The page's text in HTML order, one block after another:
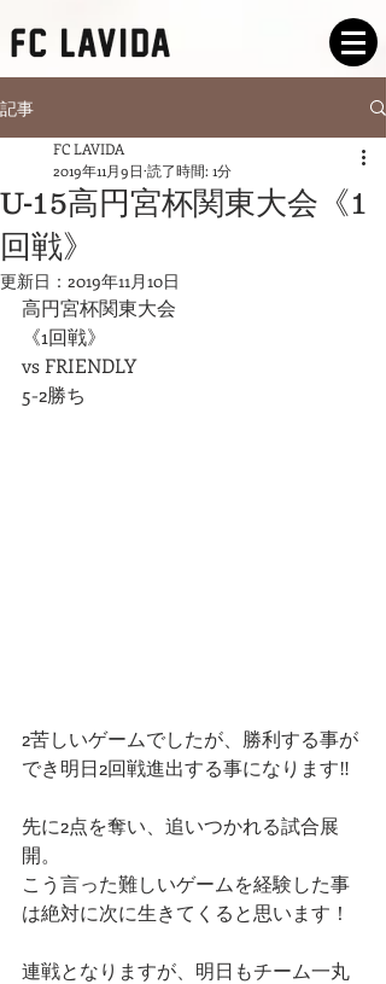
記事
U-15高円宮杯関東大会《1
回戦》
FC LAVIDA
2019年11月9日 読了時間: 1分
更新日： 2019年11月10日
高円宮杯関東大会
《1回戦》
vs FRIENDLY
5-2勝ち
2苦しいゲームでしたが、勝利する事が
でき明日2回戦進出する事になります‼️
先に2点を奪い、追いつかれる試合展
開。
こう言った難しいゲームを経験した事
は絶対に次に生きてくると思います！
連戦となりますが、明日もチーム一丸